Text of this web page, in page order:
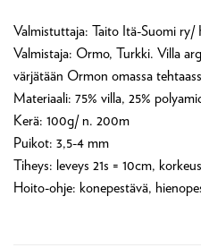
Valmistuttaja: Taito Itä-Suomi ry/
Valmistaja: Ormo, Turkki. Villa
värjätään Ormon omassa
Materiaali: 75% villa, 25%
Kerä: 100g/ n. 200m
Puikot: 3,5-4 mm
Tiheys: leveys 21s = 10cm,
Hoito-ohje: konepestävä,